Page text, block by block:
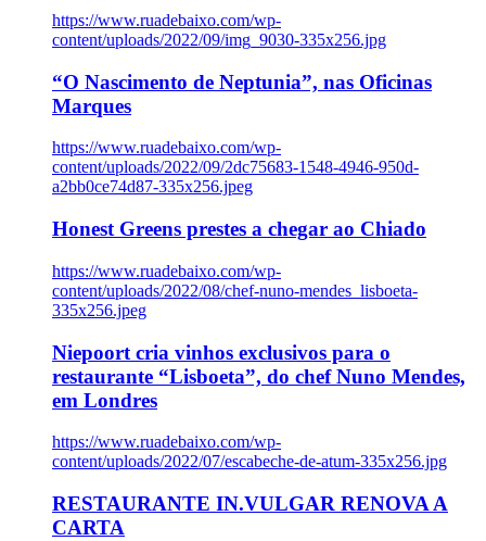
https://www.ruadebaixo.com/wp-
content/uploads/2022/09/img_9030-335x256.jpg
“O Nascimento de Neptunia”, nas Oficinas
Marques
https://www.ruadebaixo.com/wp-
content/uploads/2022/09/2dc75683-1548-4946-950d-
a2bb0ce74d87-335x256.jpeg
Honest Greens prestes a chegar ao Chiado
https://www.ruadebaixo.com/wp-
content/uploads/2022/08/chef-nuno-mendes_lisboeta-
335x256.jpeg
Niepoort cria vinhos exclusivos para o
restaurante “Lisboeta”, do chef Nuno Mendes,
em Londres
https://www.ruadebaixo.com/wp-
content/uploads/2022/07/escabeche-de-atum-335x256.jpg
RESTAURANTE IN.VULGAR RENOVA A
CARTA